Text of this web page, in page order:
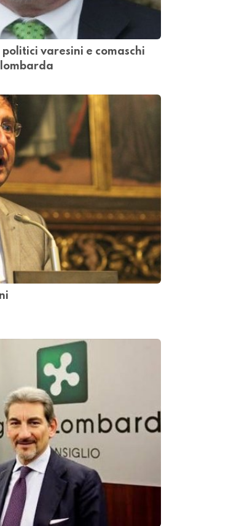
varesini e comaschi